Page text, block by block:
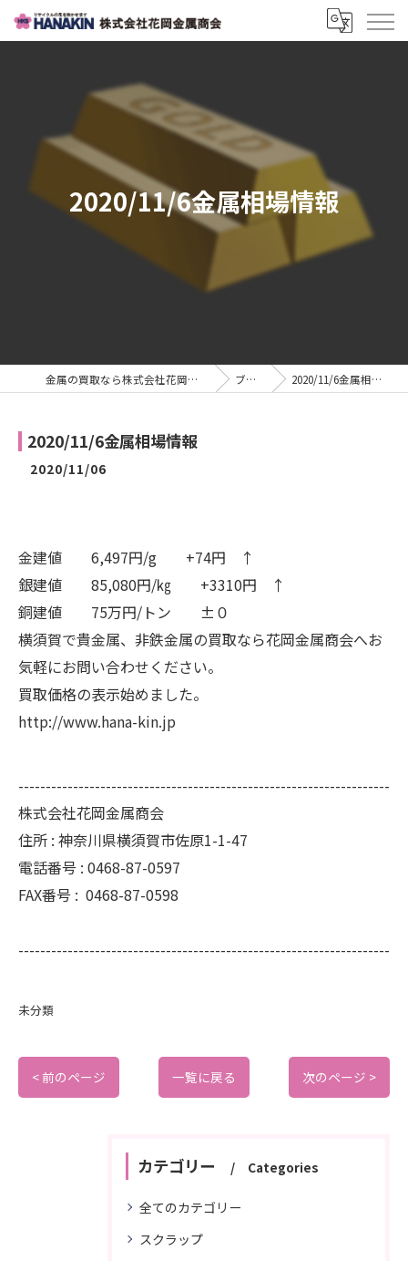
2020/11/6金属相場情報
金属の買取なら株式会社花岡金属商会 ブログ 2020/11/6金属相場情報
2020/11/6金属相場情報
2020/11/06
金建値 6,497円/g +74円 ↑
銀建値 85,080円/㎏ +3310円 ↑
銅建値 75万円/トン ±０
横須賀で貴金属、非鉄金属の買取なら花岡金属商会へお
気軽にお問い合わせください。
買取価格の表示始めました。
http://www.hana-kin.jp
--------------------------------------------------------------------
株式会社花岡金属商会
住所 : 神奈川県横須賀市佐原1-1-47
電話番号 : 0468-87-0597
FAX番号 : 0468-87-0598
--------------------------------------------------------------------
未分類
< 前のページ 一覧に戻る 次のページ >
カテゴリー Categories
全てのカテゴリー
スクラップ